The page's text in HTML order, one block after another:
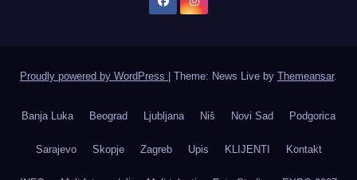
Proudly powered by WordPress Theme: News Live by Themeansar.
Banja Luka Beograd Ljubljana Niš Novi Sad Podgorica
Sarajevo Skopje Zagreb Upis KLIJENTI Kontakt